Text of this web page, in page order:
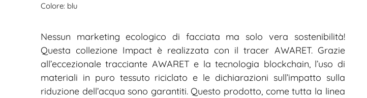
Colore: blu
Nessun marketing ecologico di facciata ma solo vera sostenibilità!
Questa collezione Impact è realizzata con il tracer AWARET. Grazie
all’eccezionale tracciante AWARET e la tecnologia blockchain, l’uso di
materiali in puro tessuto riciclato e le dichiarazioni sull’impatto sulla
riduzione dell’acqua sono garantiti. Questo prodotto, come tutta la linea